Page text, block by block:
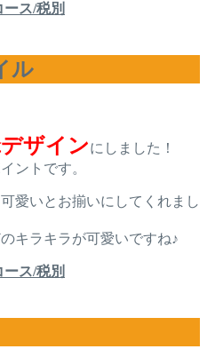
ス/税別
ル
ザインにしました！
ントです。
愛いとお揃いにしてくれまし
キラキラが可愛いですね♪
ス/税別